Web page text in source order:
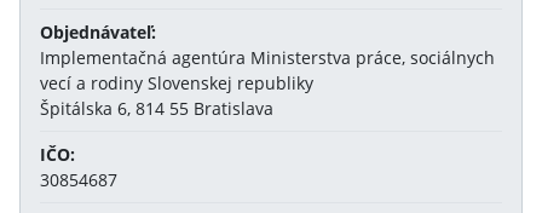
Objednávateľ:
Implementačná agentúra Ministerstva práce, sociálnych
vecí a rodiny Slovenskej republiky
Špitálska 6, 814 55 Bratislava
IČO:
30854687